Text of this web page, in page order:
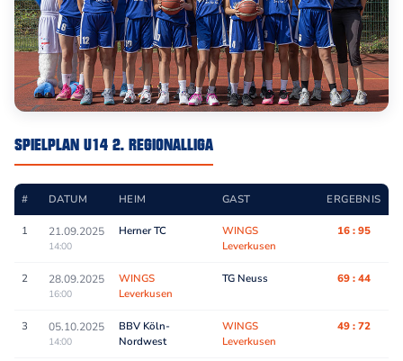
SPIELPLAN U14 2. REGIONALLIGA
# DATUM HEIM GAST ERGEBNIS
1 21.09.2025
14:00
Herner TC
WINGS
Leverkusen
16 : 95
2 28.09.2025
16:00
WINGS
Leverkusen
TG Neuss 69 : 44
3 05.10.2025
14:00
BBV Köln-
Nordwest
WINGS
Leverkusen
49 : 72